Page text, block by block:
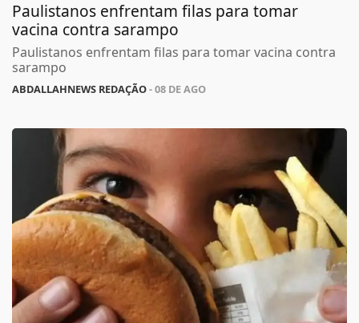
Paulistanos enfrentam filas para tomar
vacina contra sarampo
Paulistanos enfrentam filas para tomar vacina contra
sarampo
ABDALLAHNEWS REDAÇÃO- 08 DE AGO